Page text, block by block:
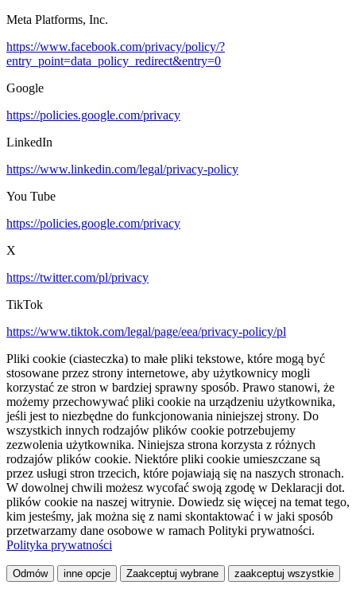
Meta Platforms, Inc.
https://www.facebook.com/privacy/policy/?
entry_point=data_policy_redirect&entry=0
Google
https://policies.google.com/privacy
LinkedIn
https://www.linkedin.com/legal/privacy-policy
You Tube
https://policies.google.com/privacy
X
https://twitter.com/pl/privacy
TikTok
https://www.tiktok.com/legal/page/eea/privacy-policy/pl
Pliki cookie (ciasteczka) to małe pliki tekstowe, które mogą być
stosowane przez strony internetowe, aby użytkownicy mogli
korzystać ze stron w bardziej sprawny sposób. Prawo stanowi, że
możemy przechowywać pliki cookie na urządzeniu użytkownika,
jeśli jest to niezbędne do funkcjonowania niniejszej strony. Do
wszystkich innych rodzajów plików cookie potrzebujemy
zezwolenia użytkownika. Niniejsza strona korzysta z różnych
rodzajów plików cookie. Niektóre pliki cookie umieszczane są
przez usługi stron trzecich, które pojawiają się na naszych stronach.
W dowolnej chwili możesz wycofać swoją zgodę w Deklaracji dot.
plików cookie na naszej witrynie. Dowiedz się więcej na temat tego,
kim jesteśmy, jak można się z nami skontaktować i w jaki sposób
przetwarzamy dane osobowe w ramach Polityki prywatności.
Polityka prywatności
Odmów inne opcje Zaakceptuj wybrane zaakceptuj wszystkie